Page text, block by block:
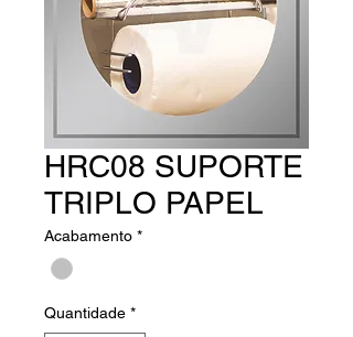
HRC08 SUPORTE
TRIPLO PAPEL
Acabamento *
Quantidade *